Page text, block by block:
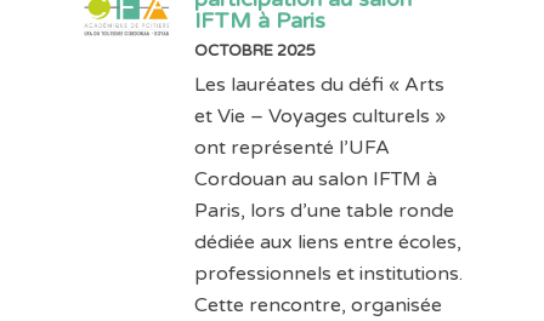
IFTM à Paris
OCTOBRE 2025
Les lauréates du défi « Arts
et Vie – Voyages culturels »
ont représenté l’UFA
Cordouan au salon IFTM à
Paris, lors d’une table ronde
dédiée aux liens entre écoles,
professionnels et institutions.
Cette rencontre, organisée